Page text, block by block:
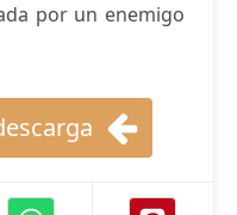
por un enemigo